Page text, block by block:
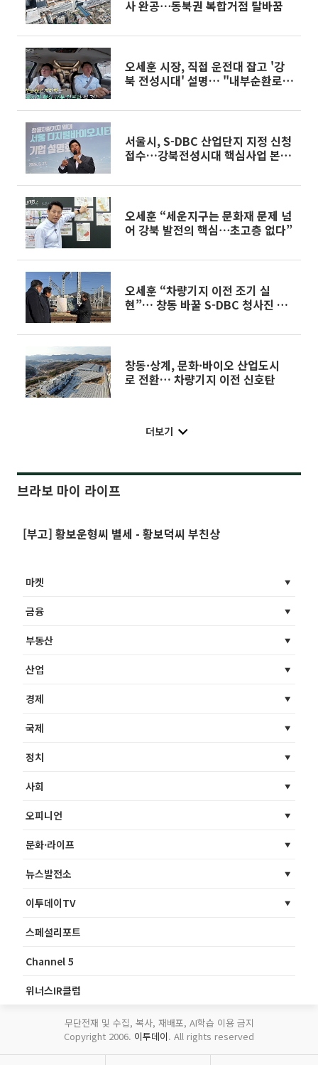
사 완공⋯동북권 복합거점 탈바꿈
오세훈 시장, 직접 운전대 잡고 '강
북 전성시대' 설명… "내부순환로
서울시, S-DBC 산업단지 지정 신청
접수…강북전성시대 핵심사업 본격
오세훈 “세운지구는 문화재 문제 넘
어 강북 발전의 핵심⋯초고층 없다”
오세훈 “차량기지 이전 조기 실
현”… 창동 바꿀 S-DBC 청사진 제
창동·상계, 문화·바이오 산업도시
로 전환… 차량기지 이전 신호탄
더보기
브라보 마이 라이프
[부고] 황보운형씨 별세 - 황보덕씨 부친상
마켓
금융
부동산
산업
경제
국제
정치
사회
오피니언
문화·라이프
뉴스발전소
이투데이TV
스페셜리포트
Channel 5
위너스IR클럽
무단전재 및 수집, 복사, 재배포, AI학습 이용 금지
Copyright 2006. 이투데이. All rights reserved